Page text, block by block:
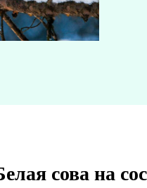
сова на